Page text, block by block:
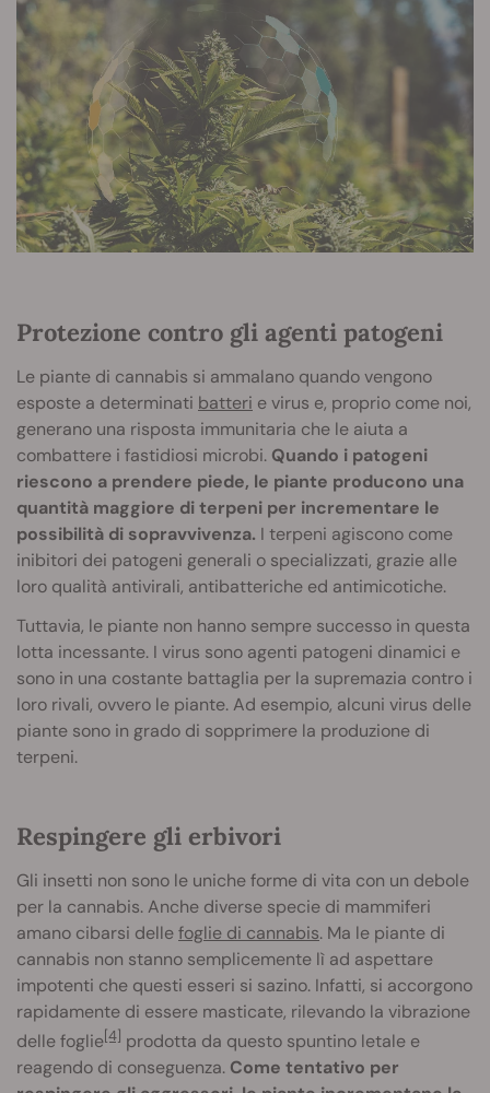
Protezione contro gli agenti patogeni
Le piante di cannabis si ammalano quando vengono
esposte a determinati batteri e virus e, proprio come noi,
generano una risposta immunitaria che le aiuta a
combattere i fastidiosi microbi. Quando i patogeni
riescono a prendere piede, le piante producono una
quantità maggiore di terpeni per incrementare le
possibilità di sopravvivenza. I terpeni agiscono come
inibitori dei patogeni generali o specializzati, grazie alle
loro qualità antivirali, antibatteriche ed antimicotiche.
Tuttavia, le piante non hanno sempre successo in questa
lotta incessante. I virus sono agenti patogeni dinamici e
sono in una costante battaglia per la supremazia contro i
loro rivali, ovvero le piante. Ad esempio, alcuni virus delle
piante sono in grado di sopprimere la produzione di
terpeni.
Respingere gli erbivori
Gli insetti non sono le uniche forme di vita con un debole
per la cannabis. Anche diverse specie di mammiferi
amano cibarsi dellefoglie di cannabis. Ma le piante di
cannabis non stanno semplicemente lì ad aspettare
impotenti che questi esseri si sazino. Infatti, si accorgono
rapidamente di essere masticate, rilevando la vibrazione
delle foglie[4] prodotta da questo spuntino letale e
reagendo di conseguenza. Come tentativo per